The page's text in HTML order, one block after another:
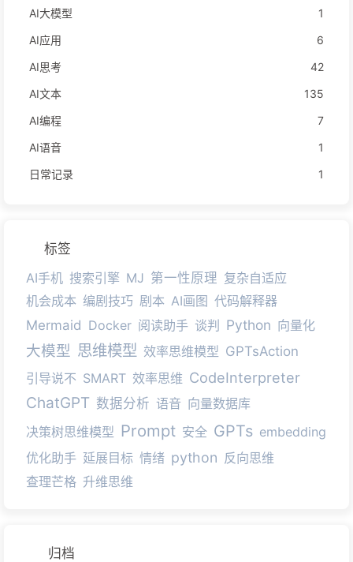
AI大模型
1
AI应用
6
AI思考
42
AI文本
135
AI编程
7
AI语音
1
日常记录
1
标签
AI手机 搜索引擎 MJ 第一性原理 复杂自适应
机会成本 编剧技巧 剧本 AI画图 代码解释器
Mermaid Docker 阅读助手 谈判 Python 向量化
大模型 思维模型 效率思维模型 GPTsAction
引导说不 SMART 效率思维 CodeInterpreter
ChatGPT 数据分析 语音 向量数据库
决策树思维模型 Prompt 安全 GPTs embedding
优化助手 延展目标 情绪 python 反向思维
查理芒格 升维思维
归档